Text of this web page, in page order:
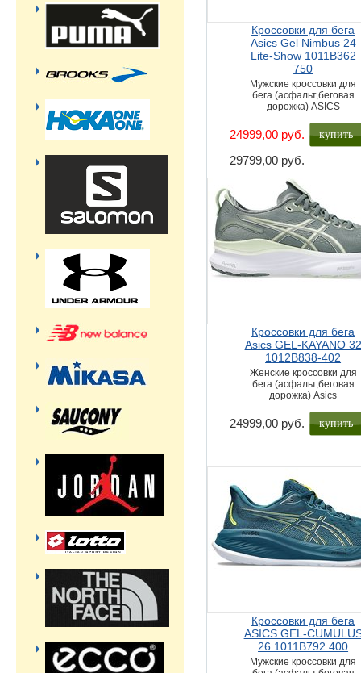
Кроссовки для бега
Asics Gel Nimbus 24
Lite-Show 1011B362
750
Мужские кроссовки для
бега (асфальт,беговая
дорожка) ASICS
24999,00 руб.
29799,00 руб.
купить
Кроссовки для бега
Asics GEL-KAYANO 32
1012B838-402
Женские кроссовки для
бега (асфальт,беговая
дорожка) Asics
24999,00 руб. купить
Кроссовки для бега
ASICS GEL-
26 1011B792 400
Мужские кроссовки для